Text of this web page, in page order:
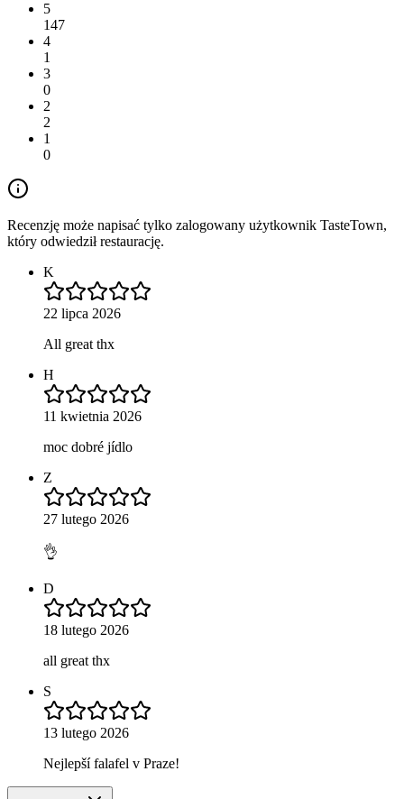
5
147
4
1
3
0
2
2
1
0
Recenzję może napisać tylko zalogowany użytkownik TasteTown,
który odwiedził restaurację.
K
22 lipca 2026
All great thx
H
11 kwietnia 2026
moc dobré jídlo
Z
27 lutego 2026
👌
D
18 lutego 2026
all great thx
S
13 lutego 2026
Nejlepší falafel v Praze!